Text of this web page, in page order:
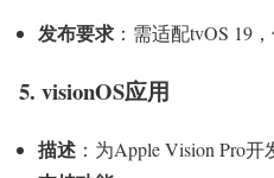
发布要求 ：需适配tvOS 19
5. visionOS应用
描述 ：为Apple Vision Pro